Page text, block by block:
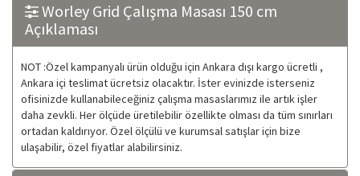
Worley Grid Çalışma Masası 150 cm
Açıklaması
NOT :Özel kampanyalı ürün olduğu için Ankara dışı kargo ücretli ,
Ankara içi teslimat ücretsiz olacaktır. İster evinizde isterseniz
ofisinizde kullanabileceğiniz çalışma masaslarımız ile artık işler
daha zevkli. Her ölçüde üretilebilir özellikte olması da tüm sınırları
ortadan kaldırıyor. Özel ölçülü ve kurumsal satışlar için bize
ulaşabilir, özel fiyatlar alabilirsiniz.